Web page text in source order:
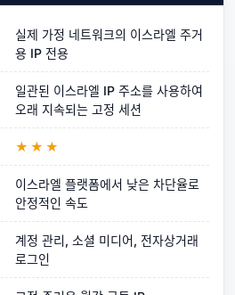
실제 가정 네트워크의 이스라엘 주거
용 IP 전용
일관된 이스라엘 IP 주소를 사용하여
오래 지속되는 고정 세션
★★★
이스라엘 플랫폼에서 낮은 차단율로
안정적인 속도
계정 관리, 소셜 미디어, 전자상거래
로그인